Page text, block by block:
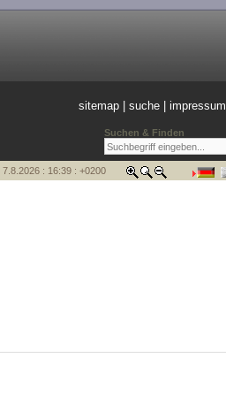
Suchen & Finden
sitemap |suche |impressum
7.8.2026 : 16:39 : +0200